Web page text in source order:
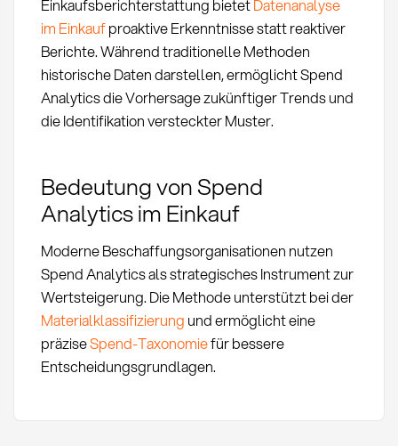
Einkaufsberichterstattung bietetDatenanalyse
im Einkaufproaktive Erkenntnisse statt reaktiver
Berichte. Während traditionelle Methoden
historische Daten darstellen, ermöglicht Spend
Analytics die Vorhersage zukünftiger Trends und
die Identifikation versteckter Muster.
Bedeutung von Spend
Analytics im Einkauf
Moderne Beschaffungsorganisationen nutzen
Spend Analytics als strategisches Instrument zur
Wertsteigerung. Die Methode unterstützt bei der
Materialklassifizierung und ermöglicht eine
präziseSpend-Taxonomiefür bessere
Entscheidungsgrundlagen.